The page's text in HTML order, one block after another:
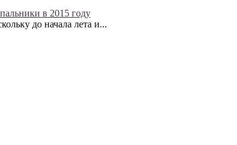
в 2015 году
до начала лета и...